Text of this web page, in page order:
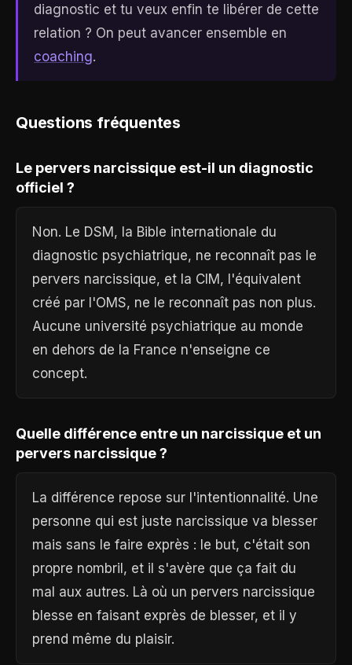
diagnostic et tu veux enfin te libérer de cette
relation ? On peut avancer ensemble en
coaching.
Questions fréquentes
Le pervers narcissique est-il un diagnostic
officiel ?
Non. Le DSM, la Bible internationale du
diagnostic psychiatrique, ne reconnaît pas le
pervers narcissique, et la CIM, l'équivalent
créé par l'OMS, ne le reconnaît pas non plus.
Aucune université psychiatrique au monde
en dehors de la France n'enseigne ce
concept.
Quelle différence entre un narcissique et un
pervers narcissique ?
La différence repose sur l'intentionnalité. Une
personne qui est juste narcissique va blesser
mais sans le faire exprès : le but, c'était son
propre nombril, et il s'avère que ça fait du
mal aux autres. Là où un pervers narcissique
blesse en faisant exprès de blesser, et il y
prend même du plaisir.